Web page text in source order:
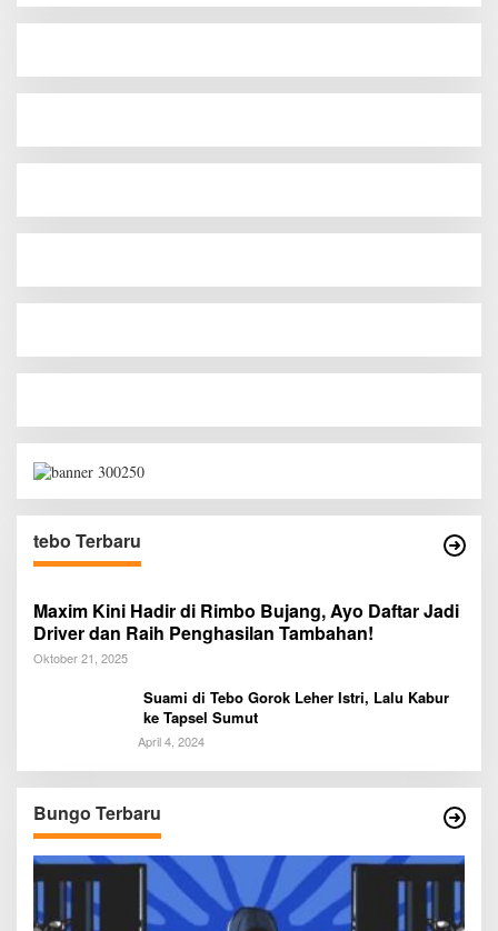
tebo Terbaru
Maxim Kini Hadir di Rimbo Bujang, Ayo Daftar Jadi
Driver dan Raih Penghasilan Tambahan!
Oktober 21, 2025
Suami di Tebo Gorok Leher Istri, Lalu Kabur
ke Tapsel Sumut
April 4, 2024
Bungo Terbaru